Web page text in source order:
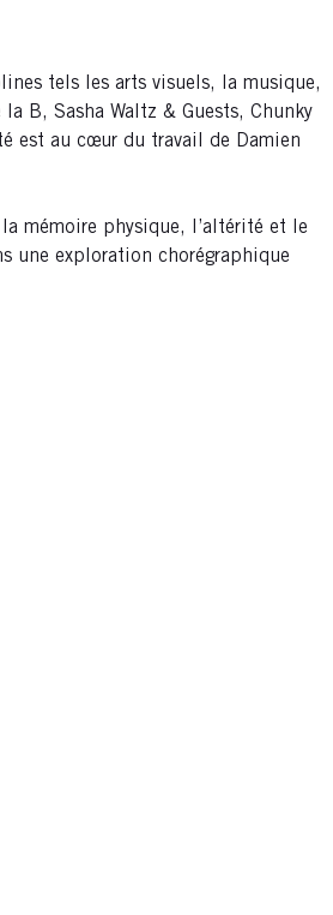
tels les arts visuels, la musique,
B, Sasha Waltz & Guests, Chunky
est au cœur du travail de Damien
mémoire physique, l’altérité et le
exploration chorégraphique